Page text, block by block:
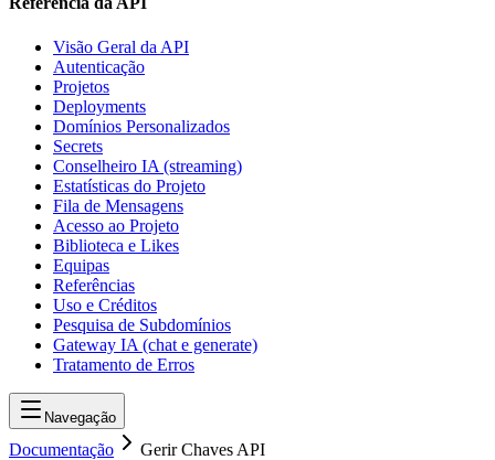
Visão Geral da API
Autenticação
Projetos
Deployments
Domínios Personalizados
Secrets
Conselheiro IA (streaming)
Estatísticas do Projeto
Fila de Mensagens
Acesso ao Projeto
Biblioteca e Likes
Equipas
Referências
Uso e Créditos
Pesquisa de Subdomínios
Gateway IA (chat e generate)
Tratamento de Erros
Navegação
Documentação
Gerir Chaves API